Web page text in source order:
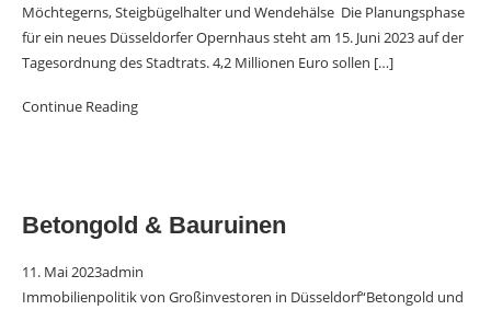
Möchtegerns, Steigbügelhalter und Wendehälse Die Planungsphase
für ein neues Düsseldorfer Opernhaus steht am 15. Juni 2023 auf der
Tagesordnung des Stadtrats. 4,2 Millionen Euro sollen […]
Continue Reading
Betongold & Bauruinen
11. Mai 2023admin
Immobilienpolitik von Großinvestoren in Düsseldorf“Betongold und